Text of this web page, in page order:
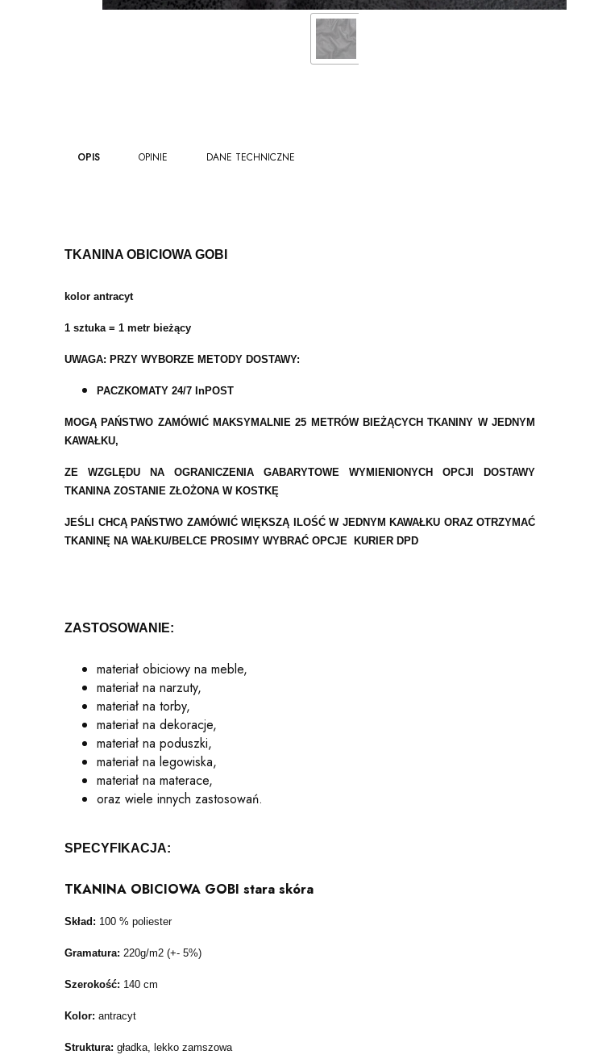
OPIS OPINIE DANE TECHNICZNE
TKANINA OBICIOWA GOBI
kolor antracyt
1 sztuka = 1 metr bieżący
UWAGA: PRZY WYBORZE METODY DOSTAWY:
PACZKOMATY 24/7 InPOST
MOGĄ PAŃSTWO ZAMÓWIĆ MAKSYMALNIE 25 METRÓW BIEŻĄCYCH TKANINY W JEDNYM
KAWAŁKU,
ZE WZGLĘDU NA OGRANICZENIA GABARYTOWE WYMIENIONYCH OPCJI DOSTAWY
TKANINA ZOSTANIE ZŁOŻONA W KOSTKĘ
JEŚLI CHCĄ PAŃSTWO ZAMÓWIĆ WIĘKSZĄ ILOŚĆ W JEDNYM KAWAŁKU ORAZ OTRZYMAĆ
TKANINĘ NA WAŁKU/BELCE PROSIMY WYBRAĆ OPCJE KURIER DPD
ZASTOSOWANIE:
materiał obiciowy na meble,
materiał na narzuty,
materiał na torby,
materiał na dekoracje,
materiał na poduszki,
materiał na legowiska,
materiał na materace,
oraz wiele innych zastosowań.
SPECYFIKACJA:
TKANINA OBICIOWA GOBI stara skóra
Skład: 100 % poliester
Gramatura: 220g/m2 (+- 5%)
Szerokość: 140 cm
Kolor: antracyt
Struktura: gładka, lekko zamszowa